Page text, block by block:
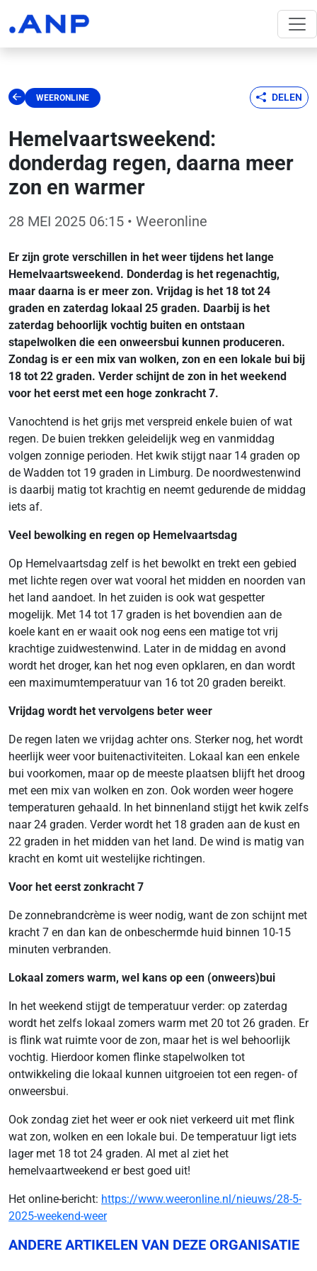
WEERONLINE DELEN
Hemelvaartsweekend:
donderdag regen, daarna meer
zon en warmer
28 MEI 2025 06:15 • Weeronline
Er zijn grote verschillen in het weer tijdens het lange
Hemelvaartsweekend. Donderdag is het regenachtig,
maar daarna is er meer zon. Vrijdag is het 18 tot 24
graden en zaterdag lokaal 25 graden. Daarbij is het
zaterdag behoorlijk vochtig buiten en ontstaan
stapelwolken die een onweersbui kunnen produceren.
Zondag is er een mix van wolken, zon en een lokale bui bij
18 tot 22 graden. Verder schijnt de zon in het weekend
voor het eerst met een hoge zonkracht 7.
Vanochtend is het grijs met verspreid enkele buien of wat
regen. De buien trekken geleidelijk weg en vanmiddag
volgen zonnige perioden. Het kwik stijgt naar 14 graden op
de Wadden tot 19 graden in Limburg. De noordwestenwind
is daarbij matig tot krachtig en neemt gedurende de middag
iets af.
Veel bewolking en regen op Hemelvaartsdag
Op Hemelvaartsdag zelf is het bewolkt en trekt een gebied
met lichte regen over wat vooral het midden en noorden van
het land aandoet. In het zuiden is ook wat gespetter
mogelijk. Met 14 tot 17 graden is het bovendien aan de
koele kant en er waait ook nog eens een matige tot vrij
krachtige zuidwestenwind. Later in de middag en avond
wordt het droger, kan het nog even opklaren, en dan wordt
een maximumtemperatuur van 16 tot 20 graden bereikt.
Vrijdag wordt het vervolgens beter weer
De regen laten we vrijdag achter ons. Sterker nog, het wordt
heerlijk weer voor buitenactiviteiten. Lokaal kan een enkele
bui voorkomen, maar op de meeste plaatsen blijft het droog
met een mix van wolken en zon. Ook worden weer hogere
temperaturen gehaald. In het binnenland stijgt het kwik zelfs
naar 24 graden. Verder wordt het 18 graden aan de kust en
22 graden in het midden van het land. De wind is matig van
kracht en komt uit westelijke richtingen.
Voor het eerst zonkracht 7
De zonnebrandcrème is weer nodig, want de zon schijnt met
kracht 7 en dan kan de onbeschermde huid binnen 10-15
minuten verbranden.
Lokaal zomers warm, wel kans op een (onweers)bui
In het weekend stijgt de temperatuur verder: op zaterdag
wordt het zelfs lokaal zomers warm met 20 tot 26 graden. Er
is flink wat ruimte voor de zon, maar het is wel behoorlijk
vochtig. Hierdoor komen flinke stapelwolken tot
ontwikkeling die lokaal kunnen uitgroeien tot een regen- of
onweersbui.
Ook zondag ziet het weer er ook niet verkeerd uit met flink
wat zon, wolken en een lokale bui. De temperatuur ligt iets
lager met 18 tot 24 graden. Al met al ziet het
hemelvaartweekend er best goed uit!
Het online-bericht: https://www.weeronline.nl/nieuws/28-5-
2025-weekend-weer
ANDERE ARTIKELEN VAN DEZE ORGANISATIE